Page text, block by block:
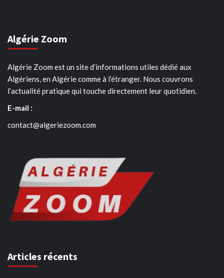
Algérie Zoom
Algérie Zoom est un site d’informations utiles dédié aux
Algériens, en Algérie comme à l’étranger. Nous couvrons
l’actualité pratique qui touche directement leur quotidien.
E-mail :
contact@algeriezoom.com
Articles récents